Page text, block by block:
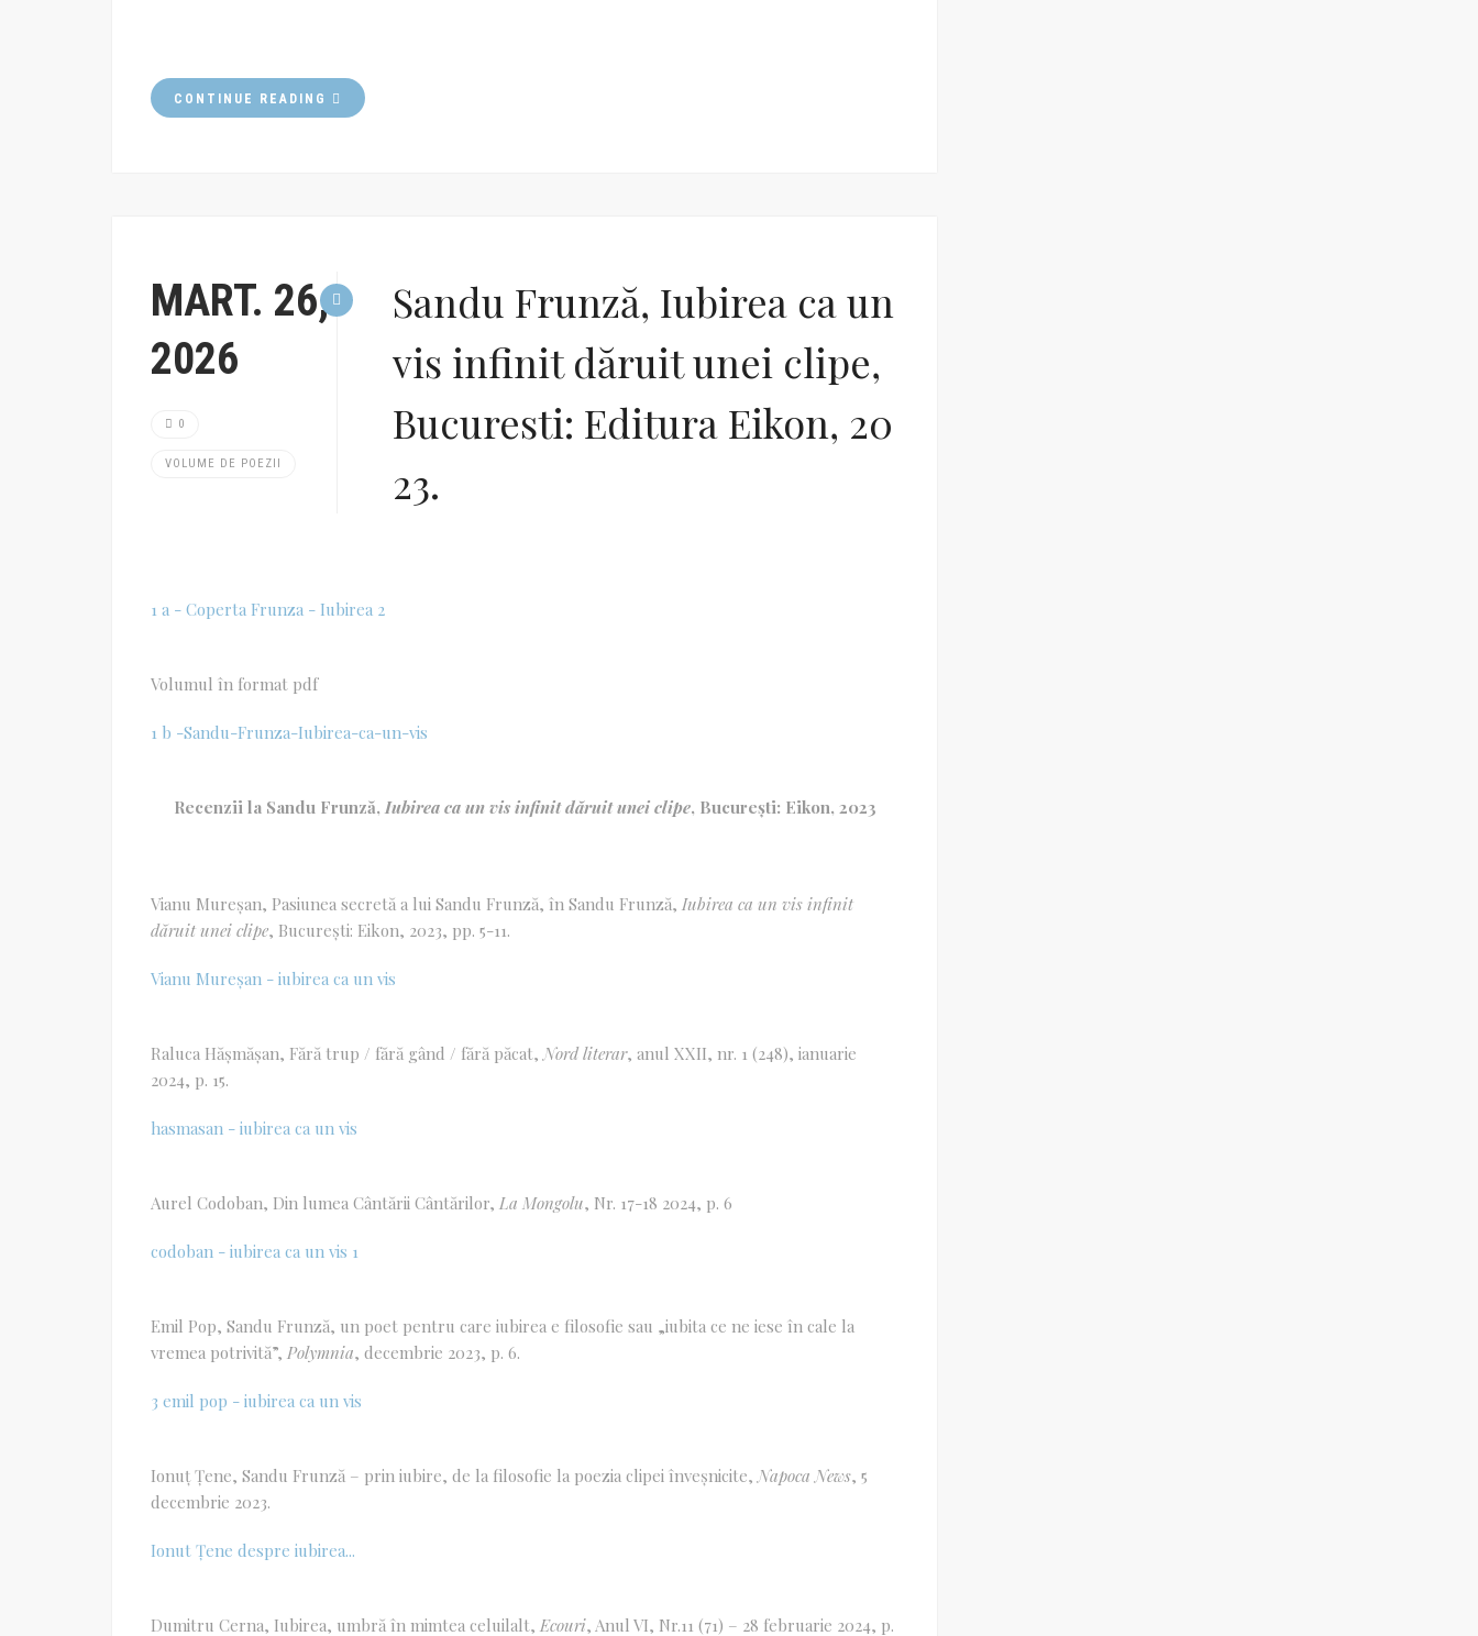
CONTINUE READING
MART. 26,
2026
0
VOLUME DE POEZII
Sandu Frunză, Iubirea ca un
vis infinit dăruit unei clipe,
Bucuresti: Editura Eikon, 20
23.
1 a - Coperta Frunza - Iubirea 2
Volumul în format pdf
1 b -Sandu-Frunza-Iubirea-ca-un-vis
Recenzii la Sandu Frunză, Iubirea ca un vis infinit dăruit unei clipe, București: Eikon, 2023
Vianu Mureșan, Pasiunea secretă a lui Sandu Frunză, în Sandu Frunză, Iubirea ca un vis infinit
dăruit unei clipe, București: Eikon, 2023, pp. 5-11.
Vianu Mureșan - iubirea ca un vis
Raluca Hășmășan, Fără trup / fără gând / fără păcat,Nord literar, anul XXII, nr. 1 (248), ianuarie
2024, p. 15.
hasmasan - iubirea ca un vis
Aurel Codoban, Din lumea Cântării Cântărilor, La Mongolu, Nr. 17-18 2024, p. 6
codoban - iubirea ca un vis 1
Emil Pop, Sandu Frunză, un poet pentru care iubirea e filosofie sau „iubita ce ne iese în cale la
vremea potrivită”, Polymnia, decembrie 2023, p. 6.
3 emil pop - iubirea ca un vis
Ionuț Țene, Sandu Frunză – prin iubire, de la filosofie la poezia clipei înveșnicite,Napoca News, 5
decembrie 2023.
Ionut Țene despre iubirea...
Dumitru Cerna, Iubirea, umbră în mimtea celuilalt, Ecouri, Anul VI, Nr.11 (71) – 28 februarie 2024, p.